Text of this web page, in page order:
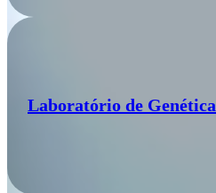
Laboratório de